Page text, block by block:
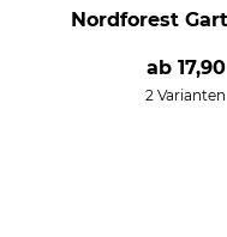
Nordforest
ab 17,90
2 Varianten